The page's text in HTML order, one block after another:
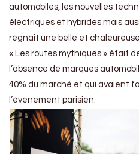
automobiles, les nouvelles
électriques et hybrides mais
régnait une belle et
« Les routes mythiques » était
l’absence de marques
40% du marché et qui avaient
l’événement parisien.